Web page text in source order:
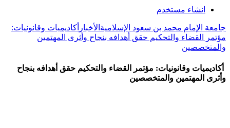
انشاء مستخدم
جامعة الإمام محمد بن سعود الإسلامية الأخبار أكاديميات وقانونيات:
مؤتمر القضاء والتحكيم حقق أهدافه بنجاح وأثرى المهتمين
والمتخصصين
أكاديميات وقانونيات: مؤتمر القضاء والتحكيم حقق أهدافه بنجاح
وأثرى المهتمين والمتخصصين